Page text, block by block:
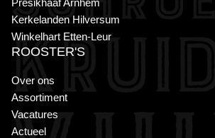
Kerkelanden Hilversum
Winkelhart Etten-Leur
ROOSTER'S
Over ons
Assortiment
Vacatures
Actueel